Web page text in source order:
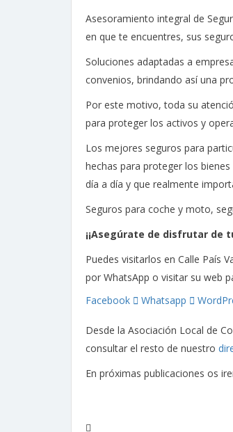
Asesoramiento integral de
en que te encuentres, sus
Soluciones adaptadas a
convenios, brindando así una
Por este motivo, toda su
para proteger los activos y
Los mejores seguros para
hechas para proteger los
día a día y que realmente
Seguros para coche y moto,
¡¡Asegúrate de disfrutar de
Puedes visitarlos en Calle País
por WhatsApp o visitar su web
Facebook
Whatsapp
Desde la Asociación Local de
consultar el resto de nuestro
En próximas publicaciones os